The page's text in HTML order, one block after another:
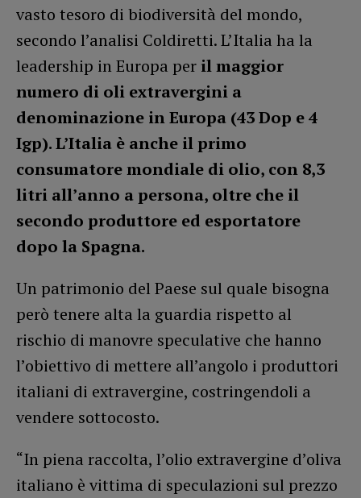
vasto tesoro di biodiversità del mondo,
secondo l’analisi Coldiretti. L’Italia ha la
leadership in Europa per il maggior
numero di oli extravergini a
denominazione in Europa (43 Dop e 4
Igp). L’Italia è anche il primo
consumatore mondiale di olio, con 8,3
litri all’anno a persona, oltre che il
secondo produttore ed esportatore
dopo la Spagna.
Un patrimonio del Paese sul quale bisogna
però tenere alta la guardia rispetto al
rischio di manovre speculative che hanno
l’obiettivo di mettere all’angolo i produttori
italiani di extravergine, costringendoli a
vendere sottocosto.
“In piena raccolta, l’olio extravergine d’oliva
italiano è vittima di speculazioni sul prezzo